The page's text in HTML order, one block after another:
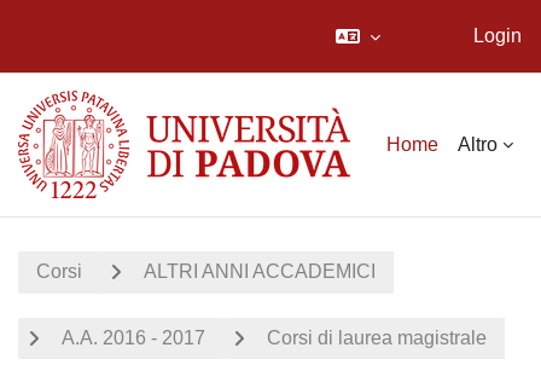
Login
Home Altro
Corsi ALTRI ANNI ACCADEMICI
A.A. 2016 - 2017 Corsi di laurea magistrale